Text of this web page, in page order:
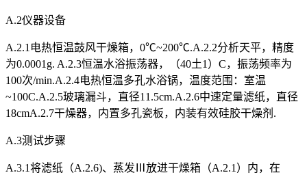
A.2仪器设备
A.2.1电热恒温鼓风干燥箱，0℃~200℃.A.2.2分析天平，精度
为0.0001g. A.2.3恒温水浴振荡器，（40土1）C，振荡频率为
100次/min.A.2.4电热恒温多孔水浴锅，温度范围：室温
~100C.A.2.5玻璃漏斗，直径11.5cm.A.2.6中速定量滤纸，直径
18cmA.2.7干燥器，内置多孔瓷板，内装有效硅胶干燥剂.
A.3测试步骤
A.3.1将滤纸（A.2.6)、蒸发Ⅲ放进干燥箱（A.2.1）内，在